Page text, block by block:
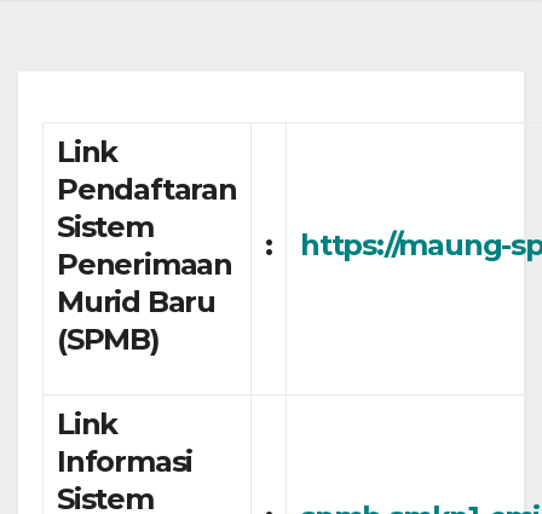
Link
Pendaftaran
Sistem
Penerimaan
Murid Baru
(SPMB)
: https://maung-
Link
Informasi
Sistem